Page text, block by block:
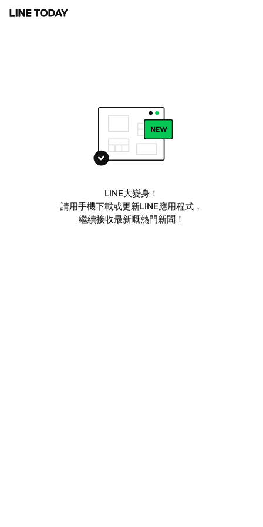
LINE大變身！
請用手機下載或更新LINE應用程式，
繼續接收最新嘅熱門新聞！